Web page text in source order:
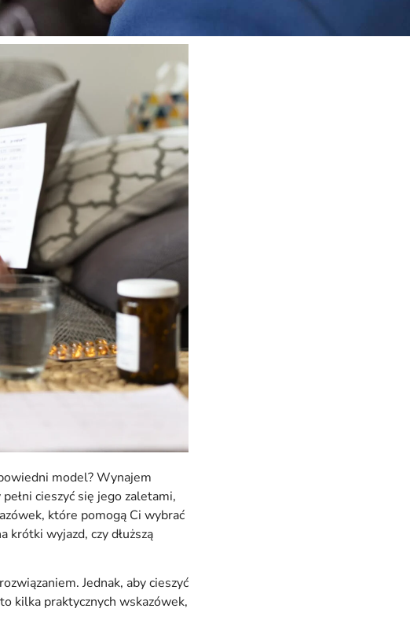
model? Wynajem
cieszyć się jego zaletami,
które pomogą Ci wybrać
krótki wyjazd, czy dłuższą
Jednak, aby cieszyć
kilka praktycznych wskazówek,